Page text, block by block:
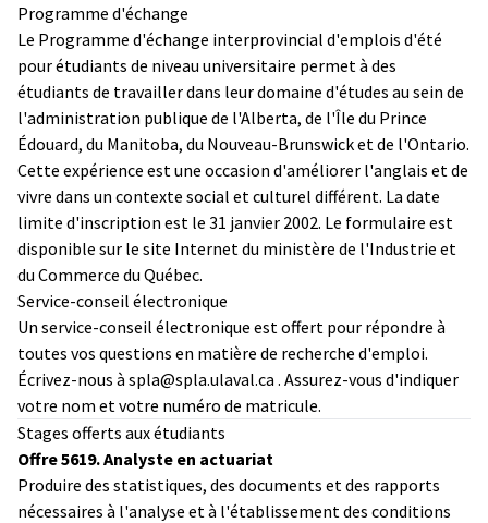
Programme d'échange
Le Programme d'échange interprovincial d'emplois d'été
pour étudiants de niveau universitaire permet à des
étudiants de travailler dans leur domaine d'études au sein de
l'administration publique de l'Alberta, de l'Île du Prince
Édouard, du Manitoba, du Nouveau-Brunswick et de l'Ontario.
Cette expérience est une occasion d'améliorer l'anglais et de
vivre dans un contexte social et culturel différent. La date
limite d'inscription est le 31 janvier 2002. Le formulaire est
disponible sur le site Internet du ministère de l'Industrie et
du Commerce du Québec.
Service-conseil électronique
Un service-conseil électronique est offert pour répondre à
toutes vos questions en matière de recherche d'emploi.
Écrivez-nous à spla@spla.ulaval.ca . Assurez-vous d'indiquer
votre nom et votre numéro de matricule.
Stages offerts aux étudiants
Offre 5619. Analyste en actuariat
Produire des statistiques, des documents et des rapports
nécessaires à l'analyse et à l'établissement des conditions